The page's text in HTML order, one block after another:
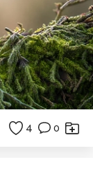
4 0